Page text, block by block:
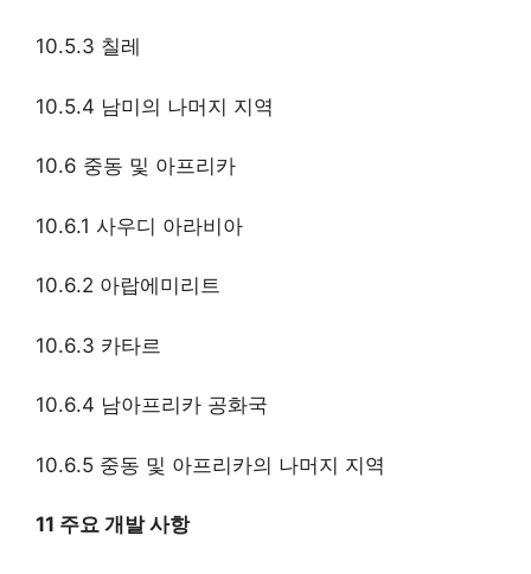
10.5.3 칠레
10.5.4 남미의 나머지 지역
10.6 중동 및 아프리카
10.6.1 사우디 아라비아
10.6.2 아랍에미리트
10.6.3 카타르
10.6.4 남아프리카 공화국
10.6.5 중동 및 아프리카의 나머지 지역
11 주요 개발 사항